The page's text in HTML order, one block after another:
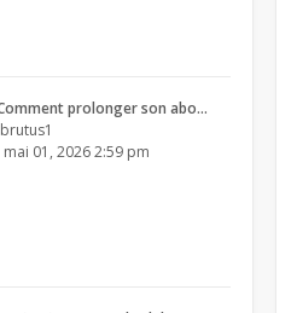
prolonger son abo…
brutus1
mai 01, 2026 2:59 pm